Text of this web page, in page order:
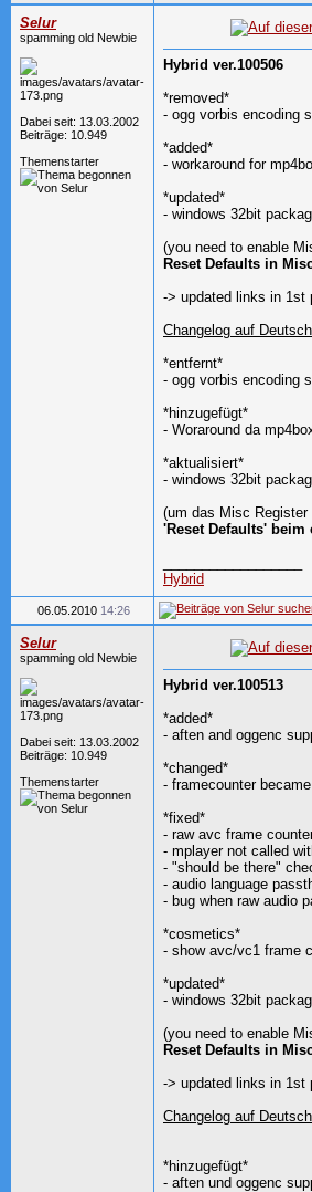
Selur
spamming old Newbie
Dabei seit: 13.03.2002
Beiträge: 10.949
Themenstarter
Hybrid ver.100506
*removed*
- ogg vorbis encoding
*added*
- workaround for
*updated*
- windows 32bit
(you need to enable
Reset Defaults in
-> updated links in 1st
Changelog auf
*entfernt*
- ogg vorbis encoding
*hinzugefügt*
- Woraround da
*aktualisiert*
- windows 32bit
(um das Misc
'Reset Defaults' beim
Hybrid
06.05.2010 14:26
Selur
spamming old Newbie
Dabei seit: 13.03.2002
Beiträge: 10.949
Themenstarter
Hybrid ver.100513
*added*
- aften and oggenc
*changed*
- framecounter
*fixed*
- raw avc frame
- mplayer not called
- "should be there"
- audio language
- bug when raw audio
*cosmetics*
- show avc/vc1 frame
*updated*
- windows 32bit
(you need to enable
Reset Defaults in
-> updated links in 1st
Changelog auf
*hinzugefügt*
- aften und oggenc